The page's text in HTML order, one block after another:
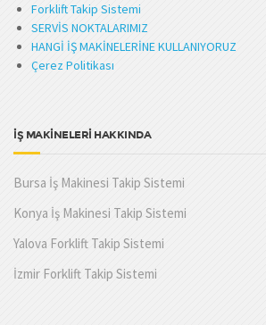
Forklift Takip Sistemi
SERVİS NOKTALARIMIZ
HANGİ İŞ MAKİNELERİNE KULLANIYORUZ
Çerez Politikası
İŞ MAKİNELERİ HAKKINDA
Bursa İş Makinesi Takip Sistemi
Konya İş Makinesi Takip Sistemi
Yalova Forklift Takip Sistemi
İzmir Forklift Takip Sistemi